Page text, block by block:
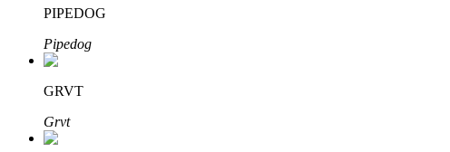
Pożyczki
Usługa pożyczek wspieranych kryptowalutami
PIPEDOG
Pipedog
GRVT
Grvt